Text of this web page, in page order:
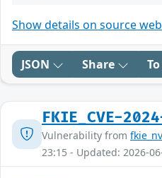
Show details on source
JSON Share
FKIE_CVE-
Vulnerability from
23:15 - Updated: 2026-